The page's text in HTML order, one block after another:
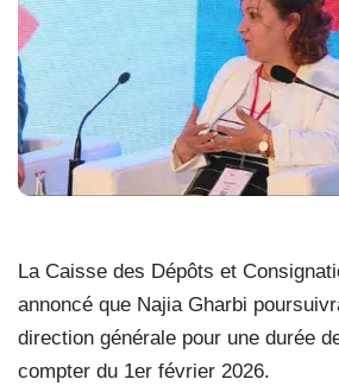
La Caisse des Dépôts et
annoncé que Najia Gharbi
direction générale pour une durée
compter du 1er février 2026.